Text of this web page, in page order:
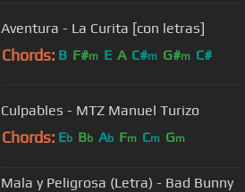
Aventura - La Curita [con letras]
Chords: B F#m E A C#m G#m C#
Culpables - MTZ Manuel Turizo
Chords: Eb Bb Ab Fm Cm Gm
Mala y Peligrosa (Letra) - Bad Bunny